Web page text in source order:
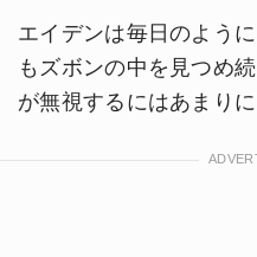
エイデンは毎日のよう
もズボンの中を見つめ
が無視するにはあまりに